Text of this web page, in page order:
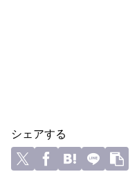
シェアする